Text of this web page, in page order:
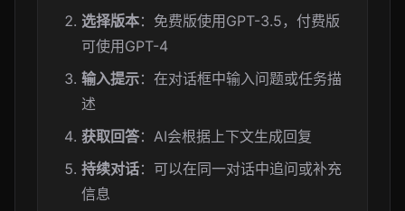
选择版本：免费版使用GPT-3.5，付费版
可使用GPT-4
输入提示：在对话框中输入问题或任务描
述
获取回答：AI会根据上下文生成回复
持续对话：可以在同一对话中追问或补充
信息